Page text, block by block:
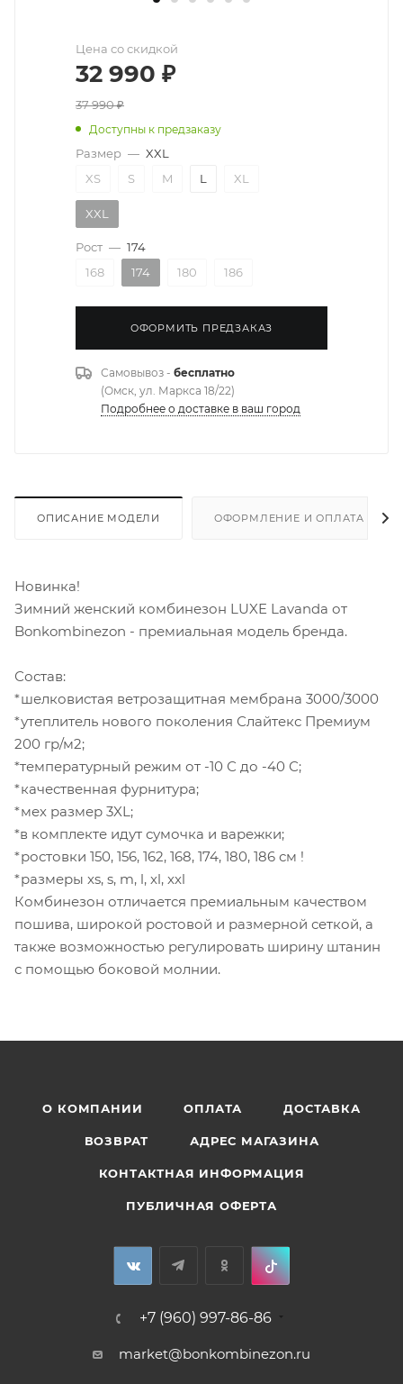
Цена со скидкой
32 990 ₽
37 990₽
Доступны к предзаказу
Размер — XXL
XS
S M L XL
XXL
Рост — 174
168
174 180 186
ОФОРМИТЬ ПРЕДЗАКАЗ
Самовывоз - бесплатно
(Омск, ул. Маркса 18/22)
Подробнее о доставке в ваш город
ОПИСАНИЕ МОДЕЛИ ОФОРМЛЕНИЕ И ОПЛАТА
Новинка!
Зимний женский комбинезон LUXE Lavanda от
Bonkombinezon - премиальная модель бренда.
Состав:
*шелковистая ветрозащитная мембрана 3000/3000
*утеплитель нового поколения Слайтекс Премиум
200 гр/м2;
*температурный режим от -10 С до -40 С;
*качественная фурнитура;
*мех размер 3XL;
*в комплекте идут сумочка и варежки;
*ростовки 150, 156, 162, 168, 174, 180, 186 см !
*размеры xs, s, m, l, xl, xxl
Комбинезон отличается премиальным качеством
пошива, широкой ростовой и размерной сеткой, а
также возможностью регулировать ширину штанин
с помощью боковой молнии.
О КОМПАНИИ ОПЛАТА ДОСТАВКА
ВОЗВРАТ АДРЕС МАГАЗИНА
КОНТАКТНАЯ ИНФОРМАЦИЯ
ПУБЛИЧНАЯ ОФЕРТА
+7 (960) 997-86-86
market@bonkombinezon.ru